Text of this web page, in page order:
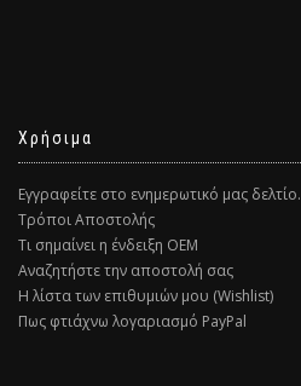
Χρήσιμα
Εγγραφείτε στο ενημερωτικό μας δελτίο.
Τρόποι Αποστολής
Τι σημαίνει η ένδειξη ΟΕΜ
Αναζητήστε την αποστολή σας
Η λίστα των επιθυμιών μου (Wishlist)
Πως φτιάχνω λογαριασμό PayPal